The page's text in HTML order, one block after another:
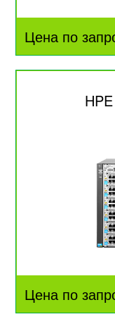
Цена по
Цена по